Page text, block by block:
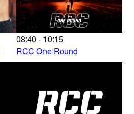
08:40 - 10:15
RCC One Round